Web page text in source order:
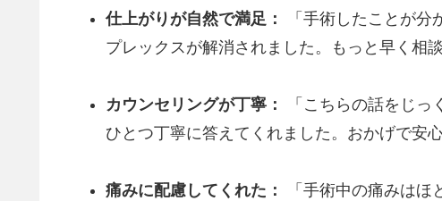
仕上がりが自然で満足：
「手術したことが分
プレックスが解消されました。もっと早く相
カウンセリングが丁寧：
「こちらの話をじっ
ひとつ丁寧に答えてくれました。おかげで安
痛みに配慮してくれた：
「手術中の痛みはほ